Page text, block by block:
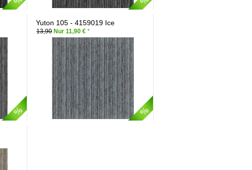
Yuton 105 - 4159019 Ice
13,90 Nur 11,90 € *